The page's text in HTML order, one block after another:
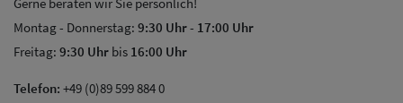
Montag - Donnerstag: 9:30 Uhr- 17:00 Uhr
Freitag: 9:30 Uhr bis 16:00 Uhr
Telefon: +49 (0)89 599 884 0